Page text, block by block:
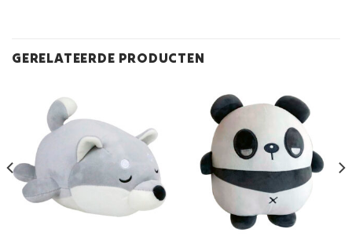
GERELATEERDE PRODUCTEN